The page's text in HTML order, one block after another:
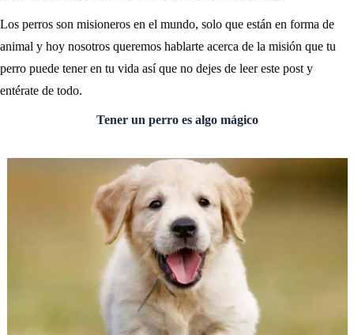
Los perros son misioneros en el mundo, solo que están en forma de
animal y hoy nosotros queremos hablarte acerca de la misión que tu
perro puede tener en tu vida así que no dejes de leer este post y
entérate de todo.
Tener un perro es algo mágico